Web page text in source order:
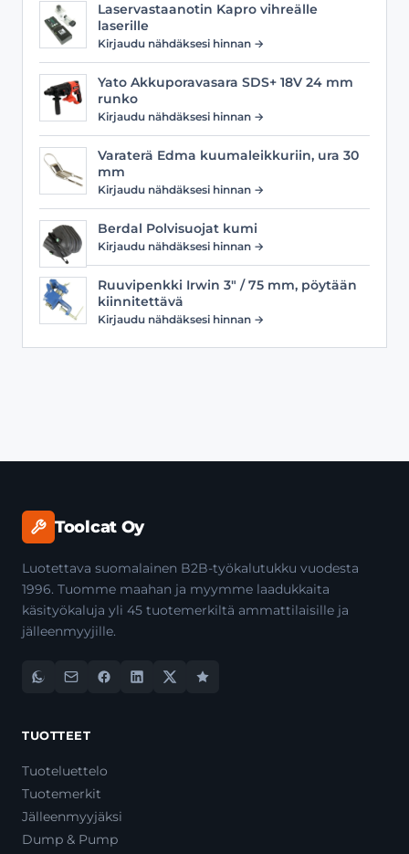
Laservastaanotin Kapro vihreälle
laserille
Kirjaudu nähdäksesi hinnan →
Yato Akkuporavasara SDS+ 18V 24 mm
runko
Kirjaudu nähdäksesi hinnan →
Varaterä Edma kuumaleikkuriin, ura 30
mm
Kirjaudu nähdäksesi hinnan →
Berdal Polvisuojat kumi
Kirjaudu nähdäksesi hinnan →
Ruuvipenkki Irwin 3" / 75 mm, pöytään
kiinnitettävä
Kirjaudu nähdäksesi hinnan →
Toolcat Oy
Luotettava suomalainen B2B-työkalutukku vuodesta
1996. Tuomme maahan ja myymme laadukkaita
käsityökaluja yli 45 tuotemerkiltä ammattilaisille ja
jälleenmyyjille.
TUOTTEET
Tuoteluettelo
Tuotemerkit
Jälleenmyyjäksi
Dump & Pump